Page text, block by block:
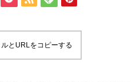
とURLをコピーする